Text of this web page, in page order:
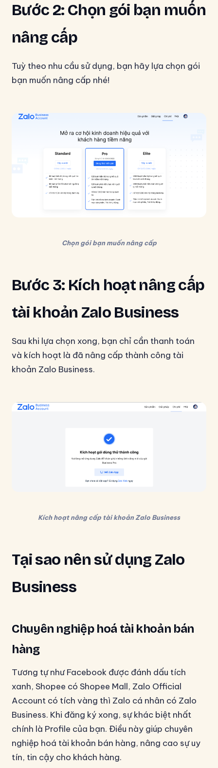
Bước 2: Chọn gói bạn muốn
nâng cấp
Tuỳ theo nhu cầu sử dụng, bạn hãy lựa chọn gói
bạn muốn nâng cấp nhé!
Chọn gói bạn muốn nâng cấp
Bước 3: Kích hoạt nâng cấp
tài khoản Zalo Business
Sau khi lựa chọn xong, bạn chỉ cần thanh toán
và kích hoạt là đã nâng cấp thành công tài
khoản Zalo Business.
Kích hoạt nâng cấp tài khoản Zalo Business
Tại sao nên sử dụng Zalo
Business
Chuyên nghiệp hoá tài khoản bán
hàng
Tương tự như Facebook được đánh dấu tích
xanh, Shopee có Shopee Mall, Zalo Official
Account có tích vàng thì Zalo cá nhân có Zalo
Business. Khi đăng ký xong, sự khác biệt nhất
chính là Profile của bạn. Điều này giúp chuyên
nghiệp hoá tài khoản bán hàng, nâng cao sự uy
tín, tin cậy cho khách hàng.